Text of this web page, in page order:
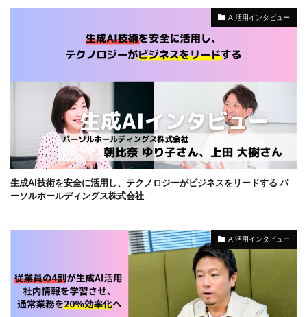
AI活用インタビュー
生成AI技術を安全に活用し、テクノロジーがビジネスをリードする パ
ーソルホールディングス株式会社
AI活用インタビュー